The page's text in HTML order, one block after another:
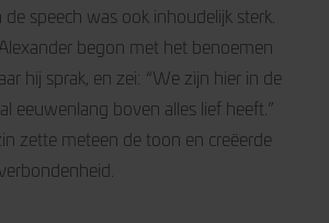
speech was ook inhoudelijk sterk.
begon met het benoemen
hij sprak, en zei: “We zijn hier in de
eeuwenlang boven alles lief heeft.”
zette meteen de toon en creëerde